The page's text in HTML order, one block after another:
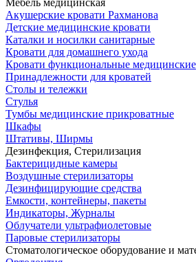
Мебель медицинская
Акушерские кровати Рахманова
Детские медицинские кровати
Каталки и носилки санитарные
Кровати для домашнего ухода
Кровати функциональные медицинские
Принадлежности для кроватей
Столы и тележки
Стулья
Тумбы медицинские прикроватные
Шкафы
Штативы, Ширмы
Дезинфекция, Стерилизация
Бактерицидные камеры
Воздушные стерилизаторы
Дезинфицирующие средства
Емкости, контейнеры, пакеты
Индикаторы, Журналы
Облучатели ультрафиолетовые
Паровые стерилизаторы
Стоматологическое оборудование и